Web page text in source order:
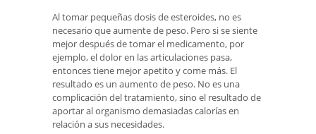
Al tomar pequeñas dosis de esteroides, no es
necesario que aumente de peso. Pero si se siente
mejor después de tomar el medicamento, por
ejemplo, el dolor en las articulaciones pasa,
entonces tiene mejor apetito y come más. El
resultado es un aumento de peso. No es una
complicación del tratamiento, sino el resultado de
aportar al organismo demasiadas calorías en
relación a sus necesidades.